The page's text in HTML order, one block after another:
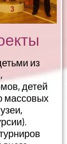
из
детей
массовых